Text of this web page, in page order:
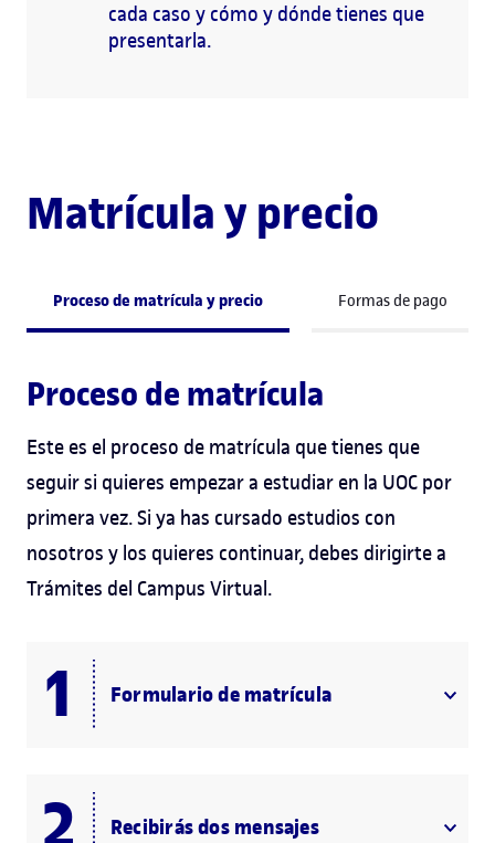
cada caso y cómo y dónde tienes que
presentarla.
Matrícula y precio
Proceso de matrícula y precio Formas de pago
Proceso de matrícula
Este es el proceso de matrícula que tienes que
seguir si quieres empezar a estudiar en la UOC por
primera vez. Si ya has cursado estudios con
nosotros y los quieres continuar, debes dirigirte a
Trámites del Campus Virtual.
Formulario de matrícula
Recibirás dos mensajes